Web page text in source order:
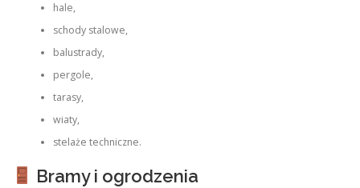
hale,
schody stalowe,
balustrady,
pergole,
tarasy,
wiaty,
stelaże techniczne.
Bramy i ogrodzenia